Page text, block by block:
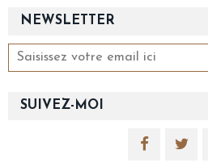
NEWSLETTER
SUIVEZ-MOI